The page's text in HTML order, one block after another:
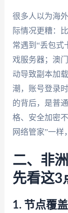
很多人以为海
际情况更糟：
常遇到“丢包
戏服务器；澳
动导致副本加
潮，账号登录
的背后，是普
格、安全加密
网络管家”一样
二、非
先看这3
1. 节点覆